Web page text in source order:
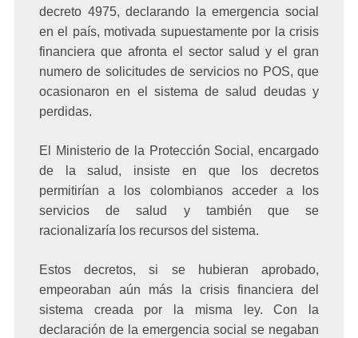
decreto 4975, declarando la emergencia social
en el país, motivada supuestamente por la crisis
financiera que afronta el sector salud y el gran
numero de solicitudes de servicios no POS, que
ocasionaron en el sistema de salud deudas y
perdidas.
El Ministerio de la Protección Social, encargado
de la salud, insiste en que los decretos
permitirían a los colombianos acceder a los
servicios de salud y también que se
racionalizaría los recursos del sistema.
Estos decretos, si se hubieran aprobado,
empeoraban aún más la crisis financiera del
sistema creada por la misma ley. Con la
declaración de la emergencia social se negaban